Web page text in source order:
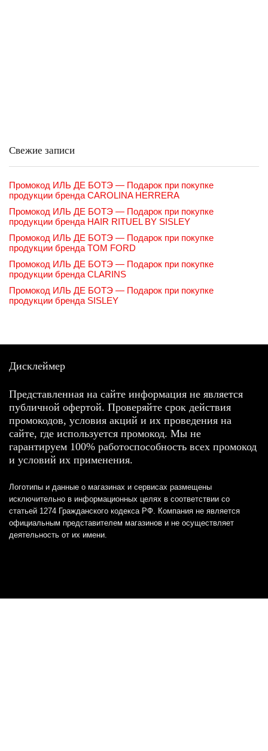
Свежие записи
Промокод ИЛЬ ДЕ БОТЭ — Подарок при покупке
продукции бренда CAROLINA HERRERA
Промокод ИЛЬ ДЕ БОТЭ — Подарок при покупке
продукции бренда HAIR RITUEL BY SISLEY
Промокод ИЛЬ ДЕ БОТЭ — Подарок при покупке
продукции бренда TOM FORD
Промокод ИЛЬ ДЕ БОТЭ — Подарок при покупке
продукции бренда CLARINS
Промокод ИЛЬ ДЕ БОТЭ — Подарок при покупке
продукции бренда SISLEY
Дисклеймер
Представленная на сайте информация не является
публичной офертой. Проверяйте срок действия
промокодов, условия акций и их проведения на
сайте, где используется промокод. Мы не
гарантируем 100% работоспособность всех промокод
и условий их применения.
Логотипы и данные о магазинах и сервисах размещены
исключительно в информационных целях в соответствии со
статьей 1274 Гражданского кодекса РФ. Компания не является
официальным представителем магазинов и не осуществляет
деятельность от их имени.